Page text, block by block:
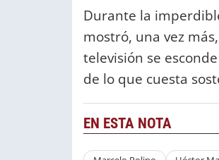
Durante la
mostró, una vez
televisión se
de lo que cuesta
EN ESTA NOTA